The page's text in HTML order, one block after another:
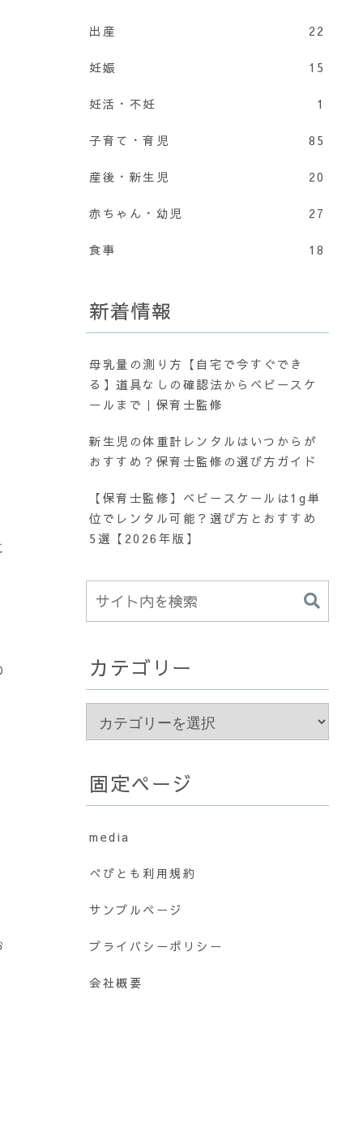
出産 22
妊娠 15
妊活・不妊 1
子育て・育児 85
産後・新生児 20
赤ちゃん・幼児 27
食事 18
新着情報
母乳量の測り方【自宅で今すぐでき
る】道具なしの確認法からベビースケ
ールまで｜保育士監修
新生児の体重計レンタルはいつからが
おすすめ？保育士監修の選び方ガイド
【保育士監修】ベビースケールは1g単
位でレンタル可能？選び方とおすすめ
5選【2026年版】
カテゴリー
固定ページ
media
べびとも利用規約
サンプルページ
プライバシーポリシー
会社概要